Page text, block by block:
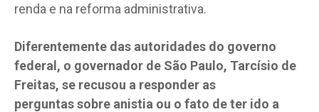
renda e na reforma administrativa.
Diferentemente das autoridades do governo
federal, o governador de São Paulo, Tarcísio de
Freitas, se recusou a responder as
perguntas sobre anistia ou o fato de ter ido a